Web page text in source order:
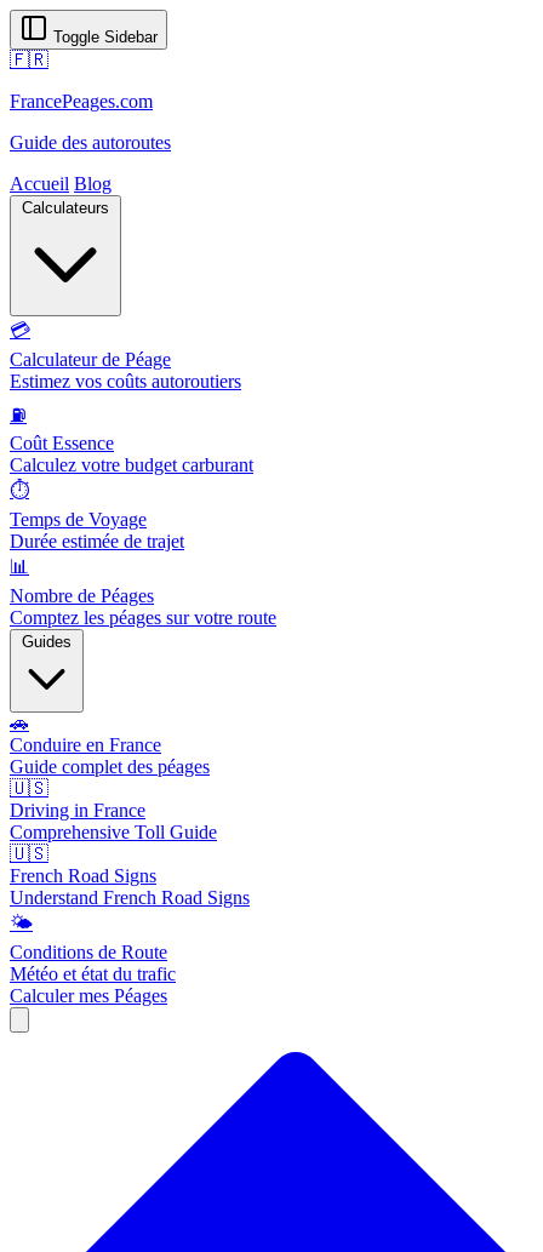
Toggle Sidebar
🇫🇷
FrancePeages.com
Guide des autoroutes
Accueil Blog
Calculateurs
💳
Calculateur de Péage
Estimez vos coûts autoroutiers
⛽
Coût Essence
Calculez votre budget carburant
⏱️
Temps de Voyage
Durée estimée de trajet
📊
Nombre de Péages
Comptez les péages sur votre route
Guides
🚗
Conduire en France
Guide complet des péages
🇺🇸
Driving in France
Comprehensive Toll Guide
🇺🇸
French Road Signs
Understand French Road Signs
🌤️
Conditions de Route
Météo et état du trafic
Calculer mes Péages